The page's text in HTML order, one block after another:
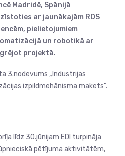
Madridē, Spānijā
ar jaunākajām ROS
pielietojumiem
un robotikā ar
projektā.
3.nodevums „Industrijas
izpildmehānisma makets”.
līdz 30.jūnijam EDI turpināja
pētījuma aktivitātēm,